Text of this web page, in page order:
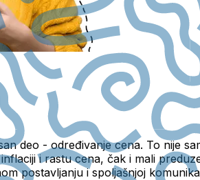
deo - određivanje cena. To nije
i rastu cena, čak i mali
postavljanju i spoljašnjoj